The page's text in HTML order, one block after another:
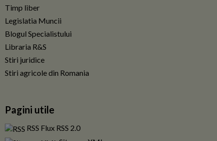
Timp liber
Legislatia Muncii
Blogul Specialistului
Libraria R&S
Stiri juridice
Stiri agricole din Romania
Pagini utile
RSS Flux RSS 2.0